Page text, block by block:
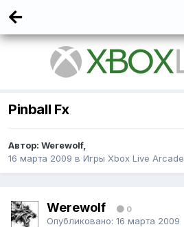
Pinball Fx
Автор: Werewolf,
16 марта 2009 в Игры Xbox Live Arcade
Werewolf 0
Опубликовано: 16 марта 2009